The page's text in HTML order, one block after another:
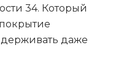
34. Который
даже